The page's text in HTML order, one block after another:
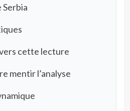
cette lecture
mentir l’analyse